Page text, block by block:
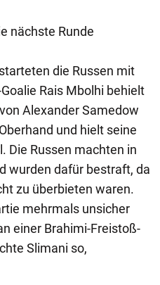
nächste Runde
die Russen mit
Rais Mbolhi behielt
Alexander Samedow
und hielt seine
Die Russen machten in
wurden dafür bestraft, da
zu überbieten waren.
mehrmals unsicher
einer Brahimi-Freistoß-
Slimani so,